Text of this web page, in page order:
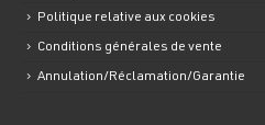
Politique relative aux cookies
Conditions générales de vente
Annulation/Réclamation/Garantie